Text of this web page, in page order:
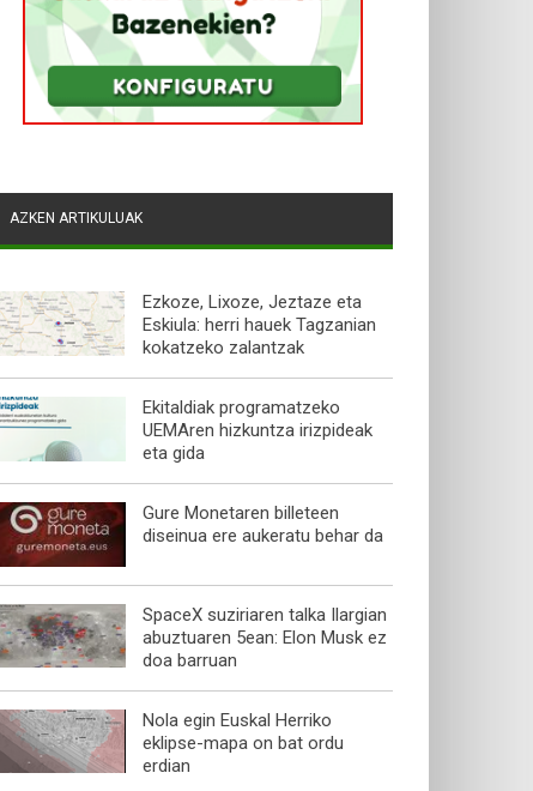
AZKEN ARTIKULUAK
Ezkoze, Lixoze, Jeztaze eta
Eskiula: herri hauek Tagzanian
kokatzeko zalantzak
Ekitaldiak programatzeko
UEMAren hizkuntza irizpideak
eta gida
Gure Monetaren billeteen
diseinua ere aukeratu behar da
SpaceX suziriaren talka Ilargian
abuztuaren 5ean: Elon Musk ez
doa barruan
Nola egin Euskal Herriko
eklipse-mapa on bat ordu
erdian